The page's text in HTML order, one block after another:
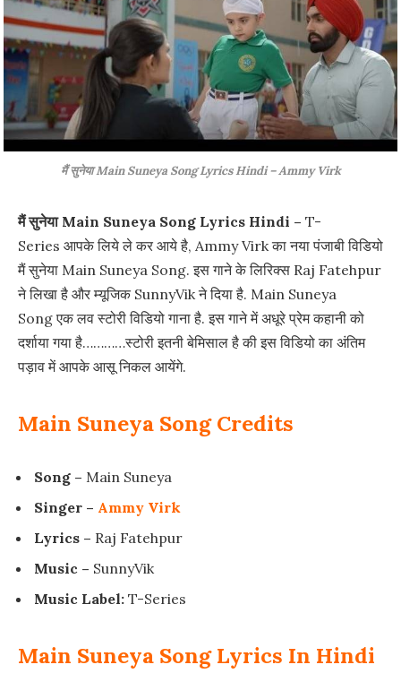
मैं सुनेया Main Suneya Song Lyrics Hindi – Ammy Virk
मैं सुनेया Main Suneya Song Lyrics Hindi – T-
Series आपके लिये ले कर आये है, Ammy Virk का नया पंजाबी विडियो
मैं सुनेया Main Suneya Song. इस गाने के लिरिक्स Raj Fatehpur
ने लिखा है और म्यूजिक SunnyVik ने दिया है. Main Suneya
Song एक लव स्टोरी विडियो गाना है. इस गाने में अधूरे प्रेम कहानी को
दर्शाया गया है…………स्टोरी इतनी बेमिसाल है की इस विडियो का अंतिम
पड़ाव में आपके आसू निकल आयेंगे.
Main Suneya Song Credits
Song – Main Suneya
Singer – Ammy Virk
Lyrics – Raj Fatehpur
Music – SunnyVik
Music Label: T-Series
Main Suneya Song Lyrics In Hindi